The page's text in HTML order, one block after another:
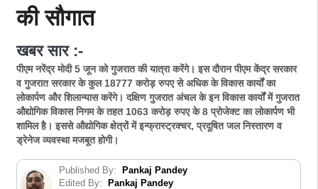
की सौगात
खबर सार :-
पीएम नरेंद्र मोदी 5 जून को गुजरात की यात्रा करेंगे। इस दौरान पीएम केंद्र सरकार
व गुजरात सरकार के कुल 18777 करोड़ रुपए से अधिक के विकास कार्यों का
लोकार्पण और शिलान्यास करेंगे। दक्षिण गुजरात अंचल के इन विकास कार्यों में गुजरात
औद्योगिक विकास निगम के तहत 1063 करोड़ रुपए के 8 प्रोजेक्ट का लोकार्पण भी
शामिल है। इससे औद्योगिक क्षेत्रों में इन्फ्रास्ट्रक्चर, प्रदूषित जल निस्तारण व
ड्रेनेज व्यवस्था मजबूत होगी।
Published By:
Pankaj Pandey
Edited By:
Pankaj Pandey